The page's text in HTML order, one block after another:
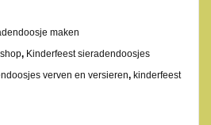
maken
, Kinderfeest sieradendoosjes
verven en versieren, kinderfeest